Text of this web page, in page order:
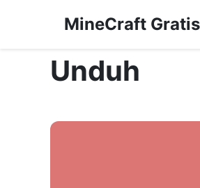
MineCraft Gratis
Unduh